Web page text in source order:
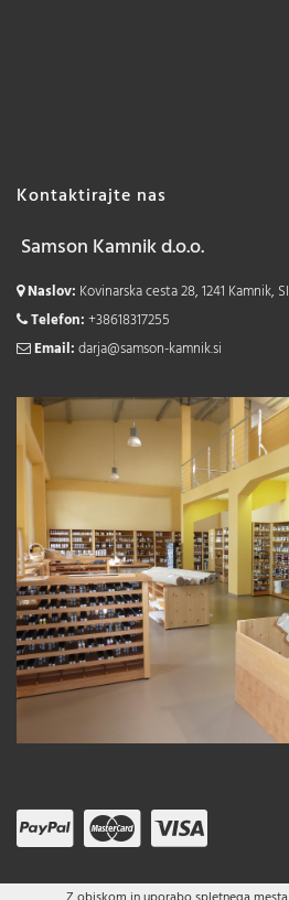
Kontaktirajte nas
Samson Kamnik d.o.o.
Naslov: Kovinarska cesta 28, 1241 Kamnik, SI
Telefon:+38618317255
Email:darja@samson-kamnik.si